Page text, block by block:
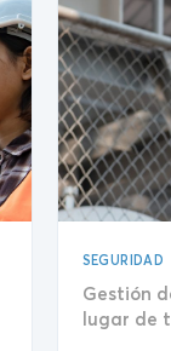
SEGURIDAD
Gestión
lugar de